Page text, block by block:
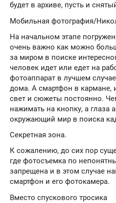
будет в архиве, пусть и
Мобильная фотография/
На начальном этапе
очень важно как можно
за миром в поиске
человек идет или едет на
фотоаппарат в лучшем
дома. А смартфон в кармане,
свет и сюжеты постоянно.
нажимать на кнопку, а глаза
окружающий мир в поиска
Секретная зона.
К сожалению, до сих пор
где фотосъемка по
запрещена и в этом случае
смартфон и его фотокамера.
Вместо спускового тросика